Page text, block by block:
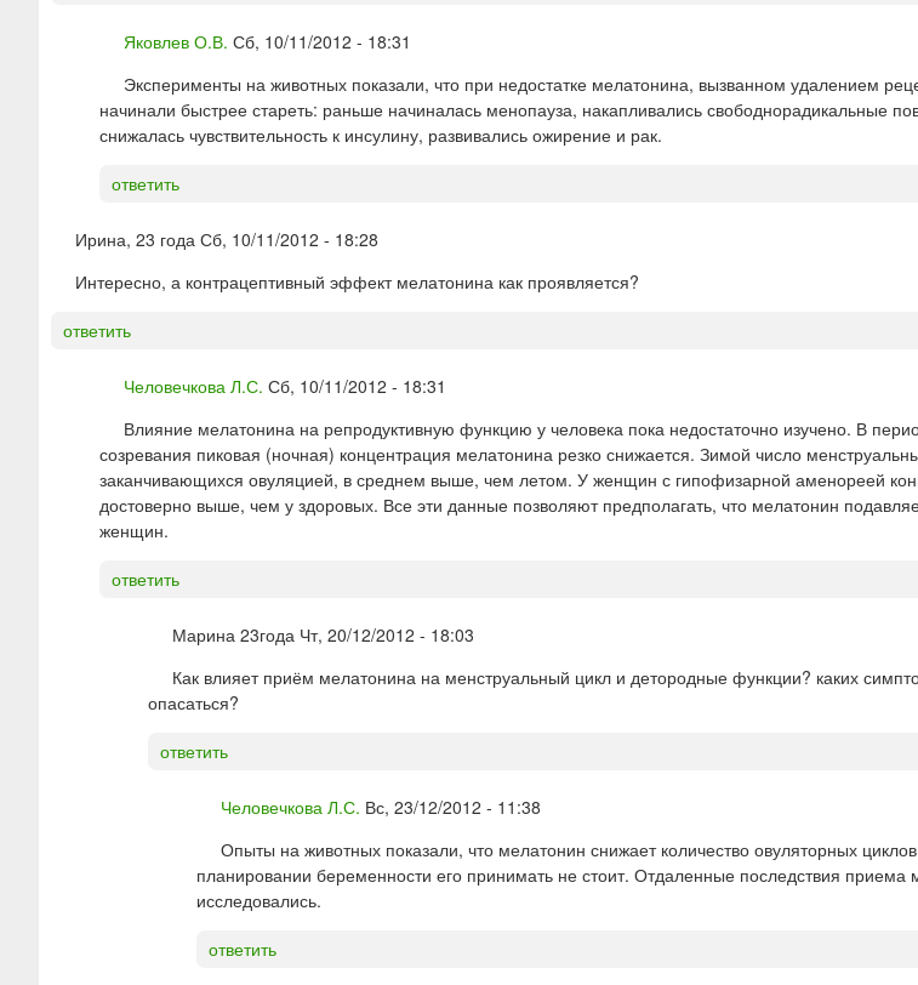
Яковлев О.В. Сб, 10/11/2012 - 18:31
Эксперименты на животных показали, что при недостатке мелатонина, вызванном удалением
начинали быстрее стареть: раньше начиналась менопауза, накапливались свободнорадикальные
снижалась чувствительность к инсулину, развивались ожирение и рак.
ответить
Ирина, 23 года Сб, 10/11/2012 - 18:28
Интересно, а контрацептивный эффект мелатонина как проявляется?
ответить
Человечкова Л.С. Сб, 10/11/2012 - 18:31
Влияние мелатонина на репродуктивную функцию у человека пока недостаточно изучено. В
созревания пиковая (ночная) концентрация мелатонина резко снижается. Зимой число
заканчивающихся овуляцией, в среднем выше, чем летом. У женщин с гипофизарной аменореей
достоверно выше, чем у здоровых. Все эти данные позволяют предполагать, что мелатонин
женщин.
ответить
Марина 23года Чт, 20/12/2012 - 18:03
Как влияет приём мелатонина на менструальный цикл и детородные функции? каких
опасаться?
ответить
Человечкова Л.С. Вс, 23/12/2012 - 11:38
Опыты на животных показали, что мелатонин снижает количество овуляторных
планировании беременности его принимать не стоит. Отдаленные последствия приема
исследовались.
ответить